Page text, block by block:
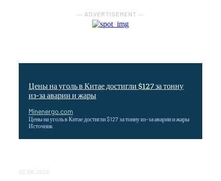
― ADVERTISEMENT ―
Цены на уголь в Китае достигли $127 за тонну
из-за аварии и жары
Minenergo.com
Цены на уголь в Китае достигли $127 за тонну из-за аварии и жары
Источник
05.08.2026